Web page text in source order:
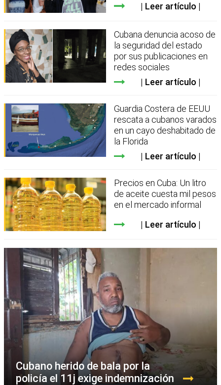
Leer artículo
Cubana denuncia acoso de
la seguridad del estado
por sus publicaciones en
redes sociales
Leer artículo
Guardia Costera de EEUU
rescata a cubanos varados
en un cayo deshabitado de
la Florida
Leer artículo
Precios en Cuba: Un litro
de aceite cuesta mil pesos
en el mercado informal
Leer artículo
Cubano herido de bala por la
policía el 11j exige indemnización